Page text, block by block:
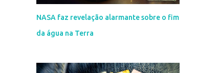
NASA faz revelação alarmante sobre o fim
da água na Terra